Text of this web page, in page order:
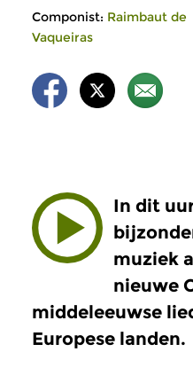
Componist: Raimbaut de
Vaqueiras
In dit
muziek
nieuwe
middeleeuwse
Europese landen.